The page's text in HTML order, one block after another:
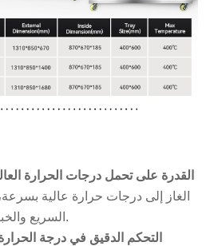
1. القدرة على تحمل درجات الحرارة
الغاز إلى درجات حرارة عالية
السريع والخبز الذي يتطلب حرارة عالية.
2. التحكم الدقيق في درجة